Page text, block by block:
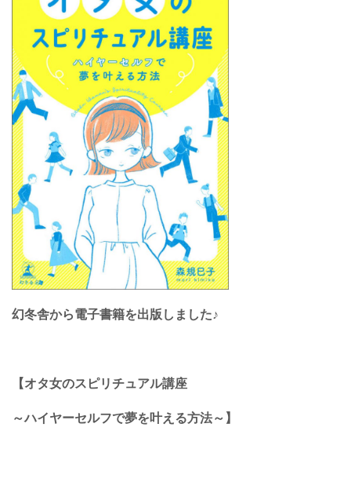
幻冬舎から電子書籍を出版しました♪
【オタ女のスピリチュアル講座
～ハイヤーセルフで夢を叶える方法～】